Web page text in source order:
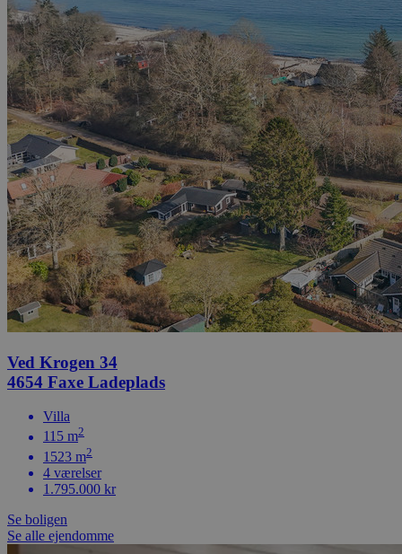
Ved Krogen 34
4654 Faxe Ladeplads
Villa
115 m2
1523 m2
4 værelser
1.795.000 kr
Se boligen
Se alle ejendomme